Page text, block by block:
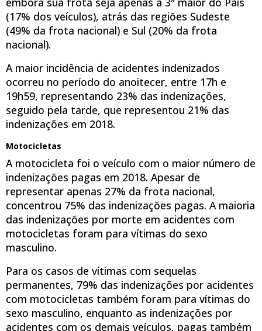
(17% dos veículos), atrás das regiões Sudeste
(49% da frota nacional) e Sul (20% da frota
nacional).
A maior incidência de acidentes indenizados
ocorreu no período do anoitecer, entre 17h e
19h59, representando 23% das indenizações,
seguido pela tarde, que representou 21% das
indenizações em 2018.
Motocicletas
A motocicleta foi o veículo com o maior número de
indenizações pagas em 2018. Apesar de
representar apenas 27% da frota nacional,
concentrou 75% das indenizações pagas. A maioria
das indenizações por morte em acidentes com
motocicletas foram para vítimas do sexo
masculino.
Para os casos de vítimas com sequelas
permanentes, 79% das indenizações por acidentes
com motocicletas também foram para vítimas do
sexo masculino, enquanto as indenizações por
acidentes com os demais veículos, pagas também